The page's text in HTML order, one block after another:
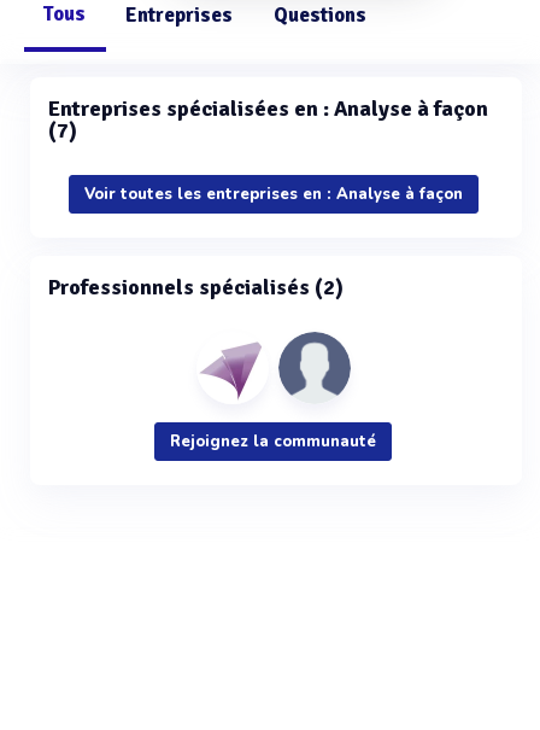
Tous Entreprises Questions
Entreprises spécialisées en : Analyse à façon
(7)
Voir toutes les entreprises en : Analyse à façon
Professionnels spécialisés (2)
Rejoignez la communauté